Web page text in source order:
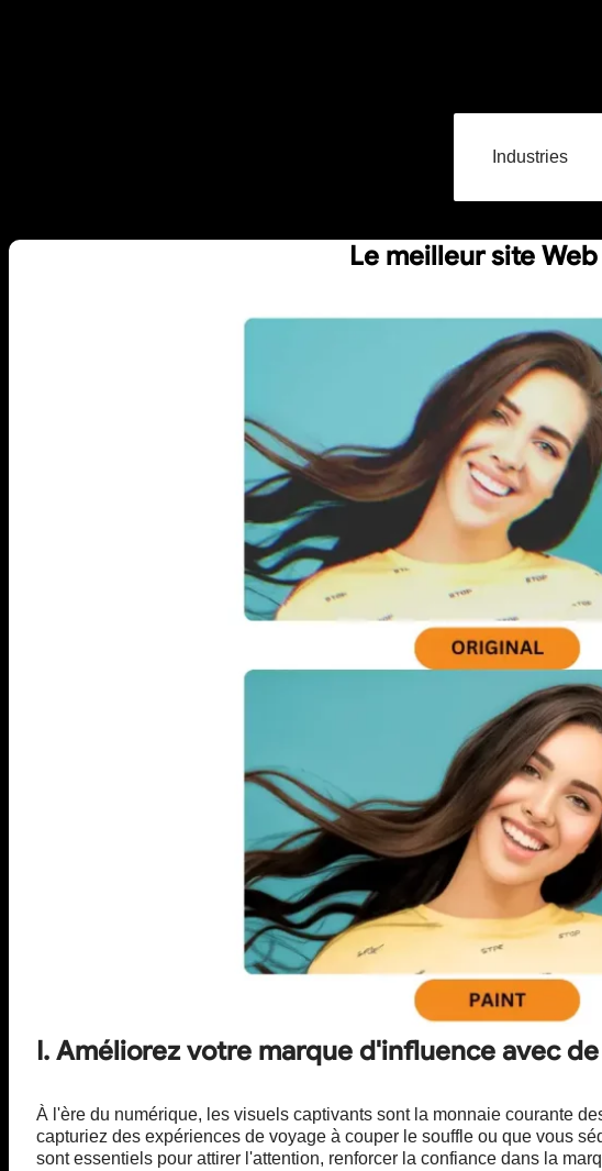
Industries
Le meilleur site
I. Améliorez votre marque d'influence avec
À l'ère du numérique, les visuels captivants sont la monnaie courante
capturiez des expériences de voyage à couper le souffle ou que vous
sont essentiels pour attirer l'attention, renforcer la confiance dans la